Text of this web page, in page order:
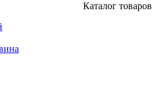
Каталог товаров